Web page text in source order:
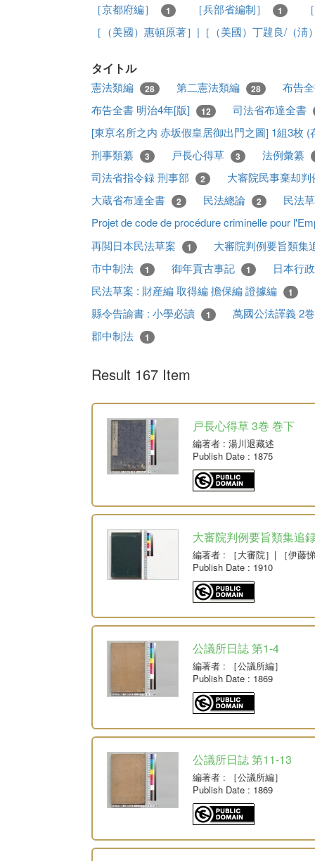
［京都府編］
1 ［兵部省編制］ 1
［（美國）惠頓原著］|［（美國）丁韙良/（
タイトル
憲法類編 28 第二憲法類編 28
布告
布告全書 明治4年[版]
12
司法省布達全書
[東亰名所之内 赤坂假皇居御出門之圖] 1組3枚
刑事類纂
3 戸長心得草 3
法例彙纂
司法省指令録 刑事部
2
大審院民事棄却
大蔵省布達全書
2 民法總論 2
民法
Projet de code de procédure criminelle pour
再閲日本民法草案
1
大審院判例要旨類集
市中制法
1 御年貢古事記 1
日本行
民法草案 : 財産編 取得編 擔保編 證據編
1
縣令告諭書 : 小學必讀 1
萬國公法譯義 2
郡中制法
1
Result 167 Item
戸長心得草 3巻 巻下
編著者 : 湯川退藏述
Publish Date : 1875
大審院判例要旨類集追
編著者 : ［大審院］| ［伊藤
Publish Date : 1910
公議所日誌 第1-4
編著者 : ［公議所編］
Publish Date : 1869
公議所日誌 第11-13
編著者 : ［公議所編］
Publish Date : 1869